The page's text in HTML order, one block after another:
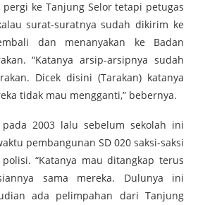
ke Tanjung Selor tetapi petugas
surat-suratnya sudah dikirim ke
dan menanyakan ke Badan
“Katanya arsip-arsipnya sudah
Dicek disini (Tarakan) katanya
tidak mau mengganti,” bebernya.
2003 lalu sebelum sekolah ini
pembangunan SD 020 saksi-saksi
“Katanya mau ditangkap terus
sama mereka. Dulunya ini
ada pelimpahan dari Tanjung